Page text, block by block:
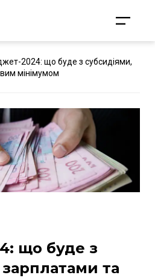
2024: що буде з субсидіями,
мінімумом
що буде з
та